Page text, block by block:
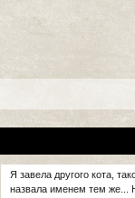
Я завела другого кота,
назвала именем тем же...